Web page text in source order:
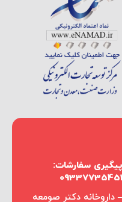
پیگیری سفارشات:
داروخانه دکتر صومعه